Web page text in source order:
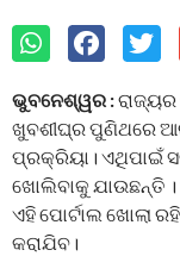
ଭୁବନେଶ୍ୱର :
ଖୁବଶୀଘ୍ର ପୁଣିଥରେ
ପ୍ରକ୍ରିୟା। ଏଥିପାଇଁ
ଖୋଲିବାକୁ ଯାଉଛନ୍ତି ।
ଏହି ପୋର୍ଟାଲ ଖୋଲା
କରାଯିବ।